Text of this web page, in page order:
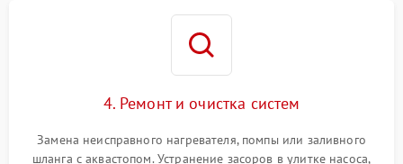
4. Ремонт и очистка систем
Замена неисправного нагревателя, помпы или заливного
шланга с аквастопом. Устранение засоров в улитке насоса,